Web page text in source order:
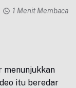
1 Menit Membaca
menunjukkan
itu beredar